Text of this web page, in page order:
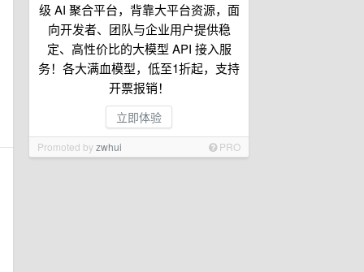
级 AI 聚合平台，背靠大平台资源，面
向开发者、团队与企业用户提供稳
定、高性价比的大模型 API 接入服
务！各大满血模型，低至1折起，支持
开票报销！
立即体验
Promoted byzwhui PRO